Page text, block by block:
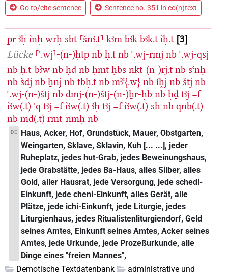
Go to/cite sentence Sentence no. 351 in co(n)text
pr ꜣḥ ı͗nḥ wrḥ sbt ⸢šnꜣ.t⸣ kꜣm bꜣk bꜣk.t ı͗ḥ.t 3
Lücke ⸢ꜥ.wj⸣-(n-)ḥtp nb ḥ.t nb ꜥ.wj-rmj nb ꜥ.wj-qsj
nb ḥ.t-bꜣw nb ḥḏ nb ḥmt ḥbs nkt-(n-)rj.t nb sꜥnḫ
nb šdj nb ẖnj nb tbḥ.t nb mꜣꜥ{.w} nb ı͗h̭j nb štj nb
ꜥ.wj-(n-)štj nb dmj-(n-)štj-(n-)ẖr-ḥb nb ḥḏ tꜣj =f
ı͗ꜣw(.t) ꜥq tꜣj =f ı͗ꜣw(.t) ꜣḥ tꜣj =f ı͗ꜣw(.t) sẖ nb qnb(.t)
nb md(.t) rmṯ-nmḥ nb
DE
Haus, Acker, Hof, Grundstück, Mauer, Obstgarten,
Weingarten, Sklave, Sklavin, Kuh [... ...], jeder
Ruheplatz, jedes hut-Grab, jedes Beweinungshaus,
jede Grabstätte, jedes Ba-Haus, alles Silber, alles
Gold, aller Hausrat, jede Versorgung, jede schedi-
Einkunft, jede cheni-Einkunft, alles Gerät, alle
Plätze, jede ichi-Einkunft, jede Liturgie, jedes
Liturgienhaus, jedes Ritualistenliturgiendorf, Geld
seines Amtes, Einkunft seines Amtes, Acker seines
Amtes, jede Urkunde, jede Prozeßurkunde, alle
Dinge eines "freien Mannes",
Demotische Textdatenbank
administrative und